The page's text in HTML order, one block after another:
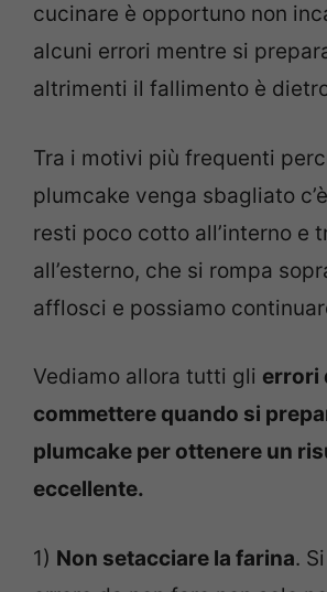
cucinare è opportuno non
alcuni errori mentre si
altrimenti il fallimento è dietro
Tra i motivi più frequenti
plumcake venga sbagliato
resti poco cotto all’interno e
all’esterno, che si rompa
afflosci e possiamo
Vediamo allora tutti gli errori
commettere quando si
plumcake per ottenere un
eccellente.
1) Non setacciare la farina.